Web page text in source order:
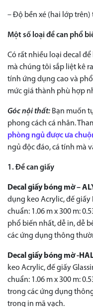
– Độ bền xé (hai lớp
Một số loại đề can phổ
Có rất nhiều loại decal
mà chúng tôi sắp liệt kê
tính ứng dụng cao và
mức giá thành phù hợp
Góc nội thất: Bạn muốn
phong cách cá nhân.
phòng ngủ được ưa
ngủ độc đáo, cá tính mà
1. Đề can giấy
Decal giấy bóng mờ –
dụng keo Acrylic, đế giấy
chuẩn: 1.06 m x 300 m:
phổ biến nhất, dễ in, dễ
các ứng dụng thông
Decal giấy bóng mờ -
keo Acrylic, đế giấy
chuẩn: 1.06 m x 300 m:
trong các ứng dụng
trong in mã vạch.